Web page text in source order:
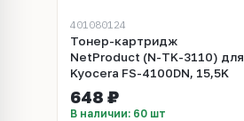
401080124
Тонер-картридж
NetProduct (N-TK-3110) для
Kyocera FS-4100DN, 15,5K
648 ₽
В наличии: 60 шт